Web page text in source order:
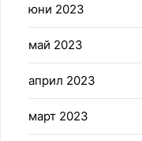
юни 2023
май 2023
април 2023
март 2023